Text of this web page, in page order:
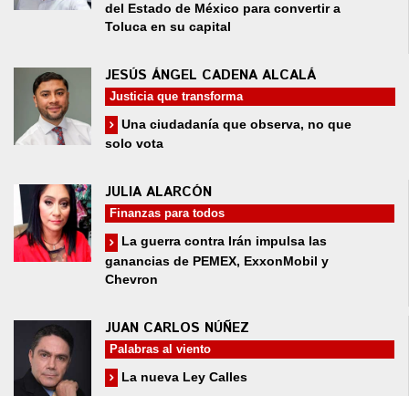
del Estado de México para convertir a
Toluca en su capital
JESÚS ÁNGEL CADENA ALCALÁ
Justicia que transforma
Una ciudadanía que observa, no que
solo vota
JULIA ALARCÓN
Finanzas para todos
La guerra contra Irán impulsa las
ganancias de PEMEX, ExxonMobil y
Chevron
JUAN CARLOS NÚÑEZ
Palabras al viento
La nueva Ley Calles